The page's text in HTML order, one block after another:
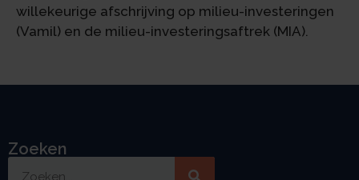
willekeurige afschrijving op milieu-investeringen
(Vamil) en de milieu-investeringsaftrek (MIA).
Zoeken